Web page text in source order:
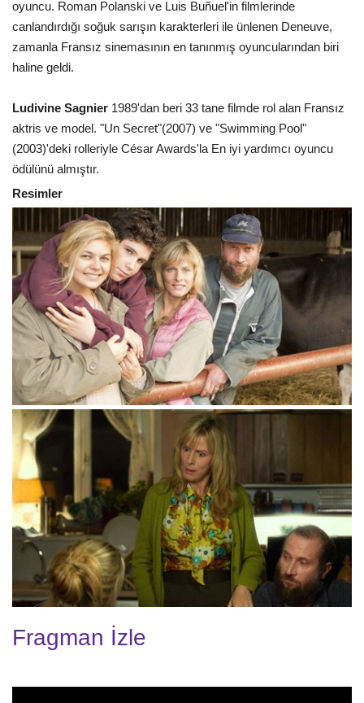
oyuncu. Roman Polanski ve Luis Buñuel'in filmlerinde
canlandırdığı soğuk sarışın karakterleri ile ünlenen Deneuve,
zamanla Fransız sinemasının en tanınmış oyuncularından biri
haline geldi.
Ludivine Sagnier 1989'dan beri 33 tane filmde rol alan Fransız
aktris ve model. "Un Secret"(2007) ve "Swimming Pool"
(2003)'deki rolleriyle César Awards'la En iyi yardımcı oyuncu
ödülünü almıştır.
Resimler
Fragman İzle